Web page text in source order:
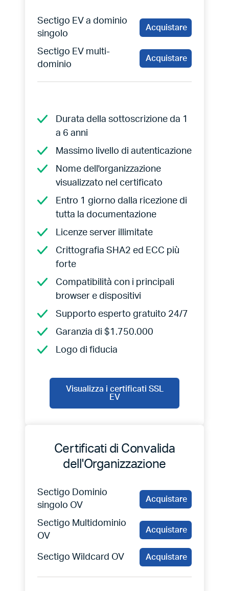
Sectigo EV a dominio
singolo
Acquistare
Sectigo EV multi-
dominio
Acquistare
Durata della sottoscrizione da 1
a 6 anni
Massimo livello di autenticazione
Nome dell'organizzazione
visualizzato nel certificato
Entro 1 giorno dalla ricezione di
tutta la documentazione
Licenze server illimitate
Crittografia SHA2 ed ECC più
forte
Compatibilità con i principali
browser e dispositivi
Supporto esperto gratuito 24/7
Garanzia di $1.750.000
Logo di fiducia
Visualizza i certificati SSL
EV
Certificati di Convalida
dell'Organizzazione
Sectigo Dominio
singolo OV
Acquistare
Sectigo Multidominio
OV
Acquistare
Sectigo Wildcard OV Acquistare